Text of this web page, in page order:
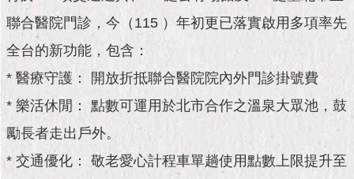
發
現
北
動
主
題
館
聯合醫院門診，今（115 ）年初更已落實啟用多項率先
全台的新功能，包含：
* 醫療守護： 開放折抵聯合醫院院內外門診掛號費
* 樂活休閒： 點數可運用於北市合作之溫泉大眾池，鼓
勵長者走出戶外。
* 交通優化： 敬老愛心計程車單趟使用點數上限提升至